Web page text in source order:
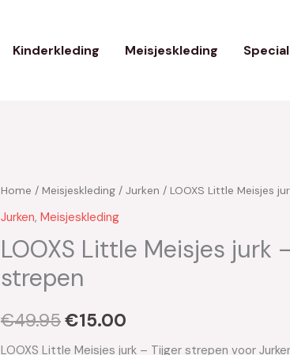
Kinderkleding Meisjeskleding
Home / Meisjeskleding / Jurken / LOOXS Little Meisjes
Jurken, Meisjeskleding
LOOXS Little Meisjes jurk
strepen
€49.95
Oorspronkelijke
prijs
was:
€49.95.
€15.00
Huidige
is:
LOOXS Little Meisjes jurk – Tijger strepen voor